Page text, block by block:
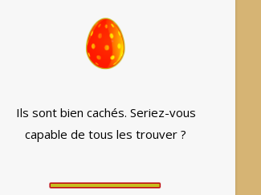
Ils sont bien cachés. Seriez-vous
capable de tous les trouver ?